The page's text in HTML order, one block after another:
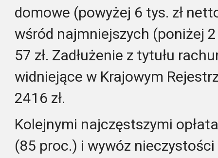
domowe (powyżej 6 tys. zł
wśród najmniejszych (poniżej 2
57 zł. Zadłużenie z tytułu
widniejące w Krajowym
2416 zł.
Kolejnymi najczęstszymi
(85 proc.) i wywóz